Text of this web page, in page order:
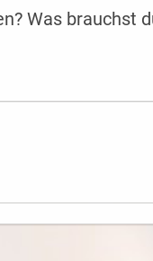
Was brauchst